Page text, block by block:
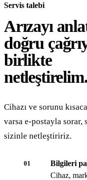
Servis talebi
Arızayı
doğru
birlikte
netleştirelim.
Cihazı ve sorunu
varsa e-postayla sorar,
sizinle netleştiririz.
01
Bilgileri
Cihaz,